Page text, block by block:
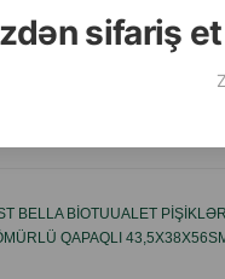
sifarişALMAQ
BELLA BIOTUUALET PIŞIKLƏR
QAPAQLI